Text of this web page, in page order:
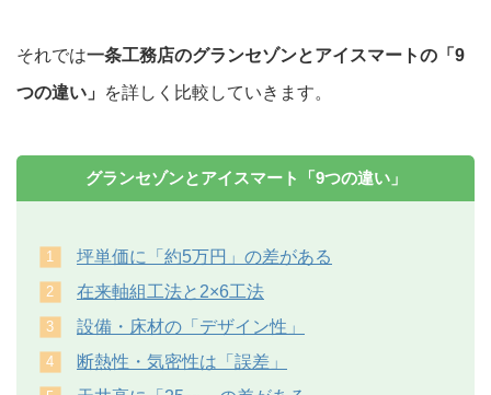
それでは一条工務店のグランセゾンとアイスマートの「9
つの違い」
を詳しく比較していきます。
グランセゾンとアイスマート「9つの違い」
坪単価に「約5万円」の差がある
在来軸組工法と2×6工法
設備・床材の「デザイン性」
断熱性・気密性は「誤差」